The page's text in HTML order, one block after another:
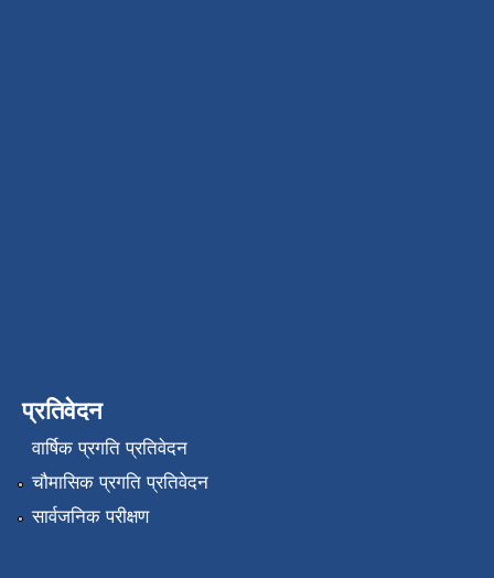
प्रतिवेदन
वार्षिक प्रगति प्रतिवेदन
चौमासिक प्रगति प्रतिवेदन
सार्वजनिक परीक्षण